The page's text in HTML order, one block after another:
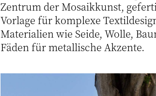
Zentrum der Mosaikkunst,
Vorlage für komplexe
Materialien wie Seide, Wolle,
Fäden für metallische Akzente.